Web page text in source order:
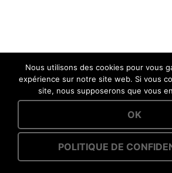
Nous utilisons des cookies pour vous
expérience sur notre site web. Si vous
site, nous supposerons que vous
OK
POLITIQUE DE